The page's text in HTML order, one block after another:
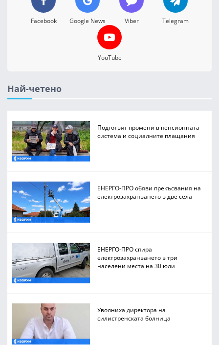
Facebook Google News Viber Telegram
YouTube
Най-четено
Подготвят промени в пенсионната
система и социалните плащания
ЕНЕРГО-ПРО обяви прекъсвания на
електрозахранването в две села
ЕНЕРГО-ПРО спира
електрозахранването в три
населени места на 30 юли
Уволниха директора на
силистренската болница